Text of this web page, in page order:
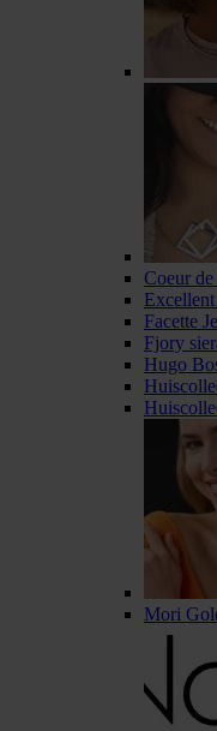
Coeur
Facette
Fjory
Hugo
Mori